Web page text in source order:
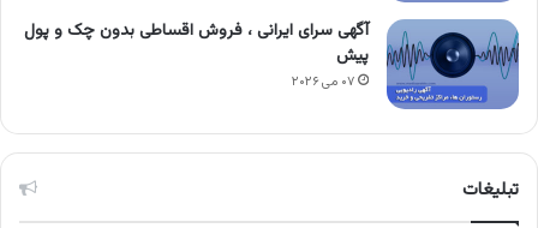
آگهی سرای ایرانی ، فروش اقساطی بدون چک و پول
پیش
۰۷ می ۲۰۲۶
تبلیغات